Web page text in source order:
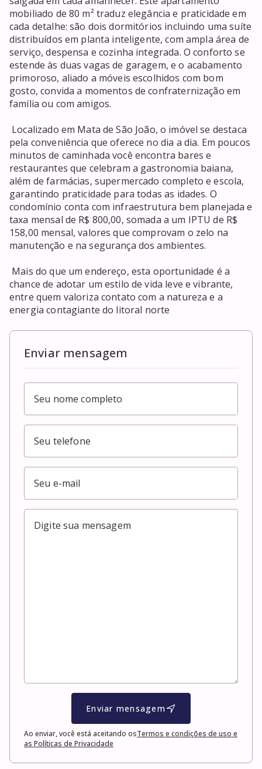
mobiliado de 80 m² traduz elegância e praticidade em
cada detalhe: são dois dormitórios incluindo uma suíte
distribuídos em planta inteligente, com ampla área de
serviço, despensa e cozinha integrada. O conforto se
estende às duas vagas de garagem, e o acabamento
primoroso, aliado a móveis escolhidos com bom
gosto, convida a momentos de confraternização em
família ou com amigos.
pela conveniência que oferece no dia a dia. Em poucos
minutos de caminhada você encontra bares e
restaurantes que celebram a gastronomia baiana,
além de farmácias, supermercado completo e escola,
garantindo praticidade para todas as idades. O
condomínio conta com infraestrutura bem planejada e
taxa mensal de R$ 800,00, somada a um IPTU de R$
158,00 mensal, valores que comprovam o zelo na
manutenção e na segurança dos ambientes.
chance de adotar um estilo de vida leve e vibrante,
entre quem valoriza contato com a natureza e a
energia contagiante do litoral norte
Enviar mensagem
Enviar mensagem
Ao enviar, você está aceitando osTermos e condições de uso e
as Políticas de Privacidade